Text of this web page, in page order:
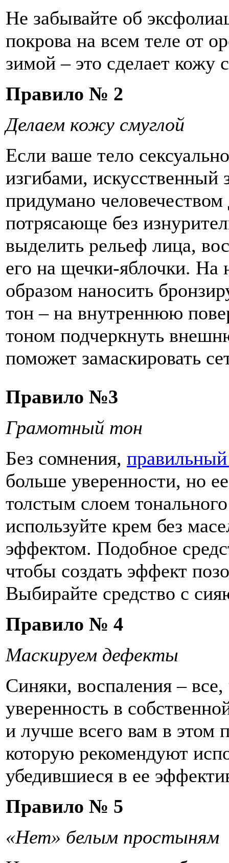
Не забывайте об
покрова на всем теле от
зимой – это сделает
Правило № 2
Делаем кожу смуглой
Если ваше тело
изгибами, искусственный
придумано человечеством
потрясающе без
выделить рельеф лица,
его на щечки-яблочки.
образом наносить
тон – на внутреннюю
тоном подчеркнуть
поможет замаскировать
Правило №3
Грамотный тон
Без сомнения,
больше уверенности, но
толстым слоем
используйте крем без
эффектом. Подобное
чтобы создать эффект
Выбирайте средство с
Правило № 4
Маскируем дефекты
Синяки, воспаления –
уверенность в
и лучше всего вам в этом
которую рекомендуют
убедившиеся в ее
Правило № 5
«Нет» белым простыням